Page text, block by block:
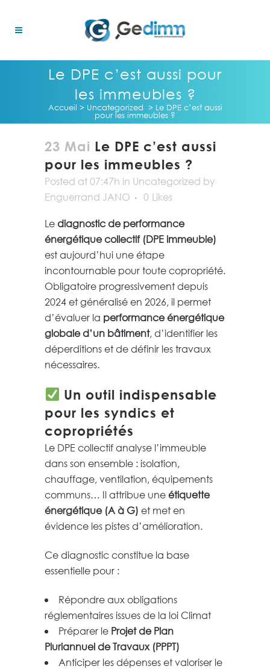
Le DPE c’est aussi pour
les immeubles ?
Accueil > Uncategorized > Le DPE c’est aussi
pour les immeubles ?
23 Mai Le DPE c’est aussi
pour les immeubles ?
Posted at 07:47h in Uncategorized by
Enguerrand JANO
0 Likes
Le diagnostic de performance
énergétique collectif (DPE immeuble)
est aujourd’hui une étape
incontournable pour toute copropriété.
Obligatoire progressivement depuis
2024 et généralisé en 2026, il permet
d’évaluer la performance énergétique
globale d’un bâtiment, d’identifier les
déperditions et de définir les travaux
nécessaires.
Un outil indispensable
pour les syndics et
copropriétés
Le DPE collectif analyse l’immeuble
dans son ensemble : isolation,
chauffage, ventilation, équipements
communs… Il attribue uneétiquette
énergétique (A à G) et met en
évidence les pistes d’amélioration.
Ce diagnostic constitue la base
essentielle pour :
Répondre aux obligations
réglementaires issues de la loi Climat
Préparer le Projet de Plan
Pluriannuel de Travaux (PPPT)
Anticiper les dépenses et valoriser le